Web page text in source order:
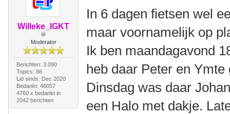
Willeke_IGKT
Moderator
Berichten: 3.090
Topics: 86
Lid sinds: Dec 2020
Bedankt: 46057
4760 x bedankt in
2042 berichten
In 6 dagen fietsen wel
maar voornamelijk op
Ik ben maandagavond
heb daar Peter en
Dinsdag was daar
een Halo met dakje.